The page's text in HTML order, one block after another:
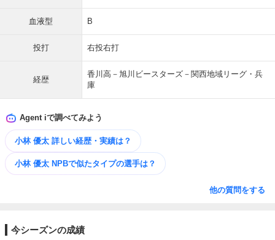
血液型 B
投打 右投右打
経歴
香川高－旭川ビースターズ－関西地域リーグ・兵
庫
Agent iで調べてみよう
小林 優太 詳しい経歴・実績は？
小林 優太 NPBで似たタイプの選手は？
他の質問をする
今シーズンの成績